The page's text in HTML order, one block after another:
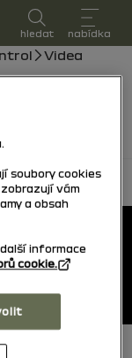
hledat nabídka
Videa
soubory cookies
vám
a obsah
informace
cookie.